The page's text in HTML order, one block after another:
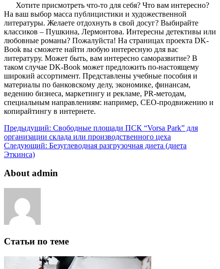
Хотите присмотреть что-то для себя? Что вам интересно?
На ваш выбор масса публицистики и художественной
литературы. Желаете отдохнуть в свой досуг? Выбирайте
классиков – Пушкина, Лермонтова. Интересны детективы или
любовные романы? Пожалуйста! На страницах проекта DK-
Book вы сможете найти любую интересную для вас
литературу. Может быть, вам интересно саморазвитие? В
таком случае DK-Book может предложить по-настоящему
широкий ассортимент. Представлены учебные пособия и
материалы по банковскому делу, экономике, финансам,
ведению бизнеса, маркетингу и рекламе, PR-методам,
специальным направлениям: например, СЕО-продвижению и
копирайтингу в интернете.
Предыдущий: Свободные площади ПСК “Vorsa Park” для
организации склада или производственного цеха
Следующий: Безуглеводная разгрузочная диета (диета
Эткинса)
About admin
Статьи по теме